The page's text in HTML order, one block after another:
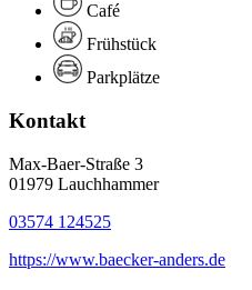
Café
Frühstück
Parkplätze
Kontakt
Max-Baer-Straße 3
01979 Lauchhammer
03574 124525
https://www.baecker-anders.de